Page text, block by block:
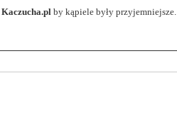
Kaczucha.pl by kąpiele były przyjemniejsze.